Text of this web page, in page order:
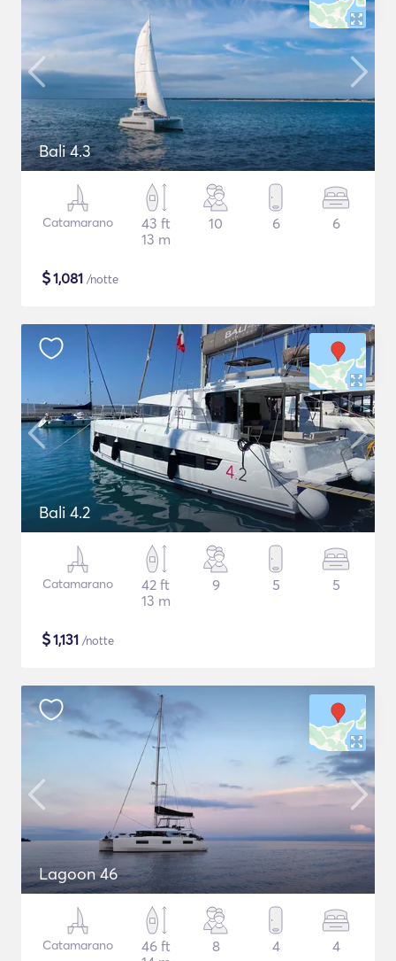
Bali 4.3
Catamarano
43 ft
13 m
10 6 6
$1,081 /notte
Bali 4.2
Catamarano
42 ft
13 m
9 5 5
$1,131 /notte
Lagoon 46
Catamarano
46 ft
8 4 4